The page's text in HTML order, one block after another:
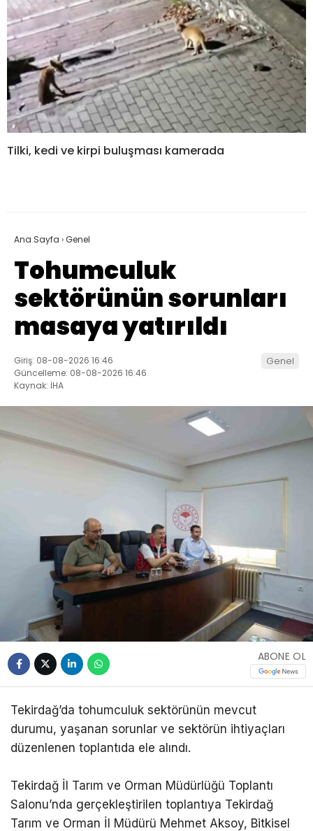
Tilki, kedi ve kirpi buluşması kamerada
Ana Sayfa ›Genel
Tohumculuk
sektörünün sorunları
masaya yatırıldı
Giriş: 08-08-2026 16:46
Güncelleme: 08-08-2026 16:46
Kaynak: İHA
Genel
ABONE OL
Tekirdağ’da tohumculuk sektörünün mevcut
durumu, yaşanan sorunlar ve sektörün ihtiyaçları
düzenlenen toplantıda ele alındı.
Tekirdağ İl Tarım ve Orman Müdürlüğü Toplantı
Salonu’nda gerçekleştirilen toplantıya Tekirdağ
Tarım ve Orman İl Müdürü Mehmet Aksoy, Bitkisel